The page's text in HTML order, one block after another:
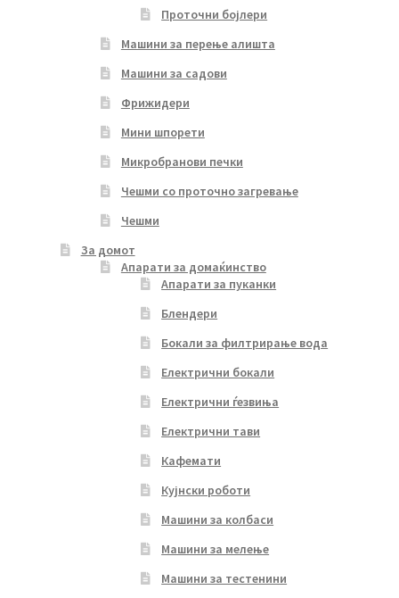
Проточни бојлери
Машини за перење алишта
Машини за садови
Фрижидери
Мини шпорети
Микробранови печки
Чешми со проточно загревање
Чешми
За домот
Апарати за домаќинство
Апарати за пуканки
Блендери
Бокали за филтрирање вода
Електрични бокали
Електрични ѓезвиња
Електрични тави
Кафемати
Кујнски роботи
Машини за колбаси
Машини за мелење
Машини за тестенини